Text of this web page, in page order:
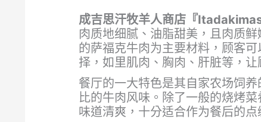
成吉思汗牧羊人商店『
肉质地细腻、油脂甜美，且肉质
的萨福克牛肉为主要材料，顾客
择，如里肌肉、胸肉、肝脏等，
餐厅的一大特色是其自家农场饲
比的牛肉风味。除了一般的烧烤
味道清爽，十分适合作为餐后的点